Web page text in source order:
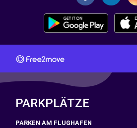
PARKPLÄTZE
PARKEN AM FLUGHAFEN